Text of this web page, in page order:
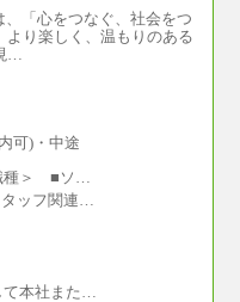
変更はありません。
、当社規定により決定い
「心をつなぐ、社会をつ
り楽しく、温もりのある
…
可)・中途
種＞ ■ソ…
ッフ関連…
本社また…